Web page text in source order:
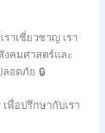
าเชี่ยวชาญ เรา
งคมศาสตร์และ
อดภัย 🔒
เพื่อปรึกษากับเรา